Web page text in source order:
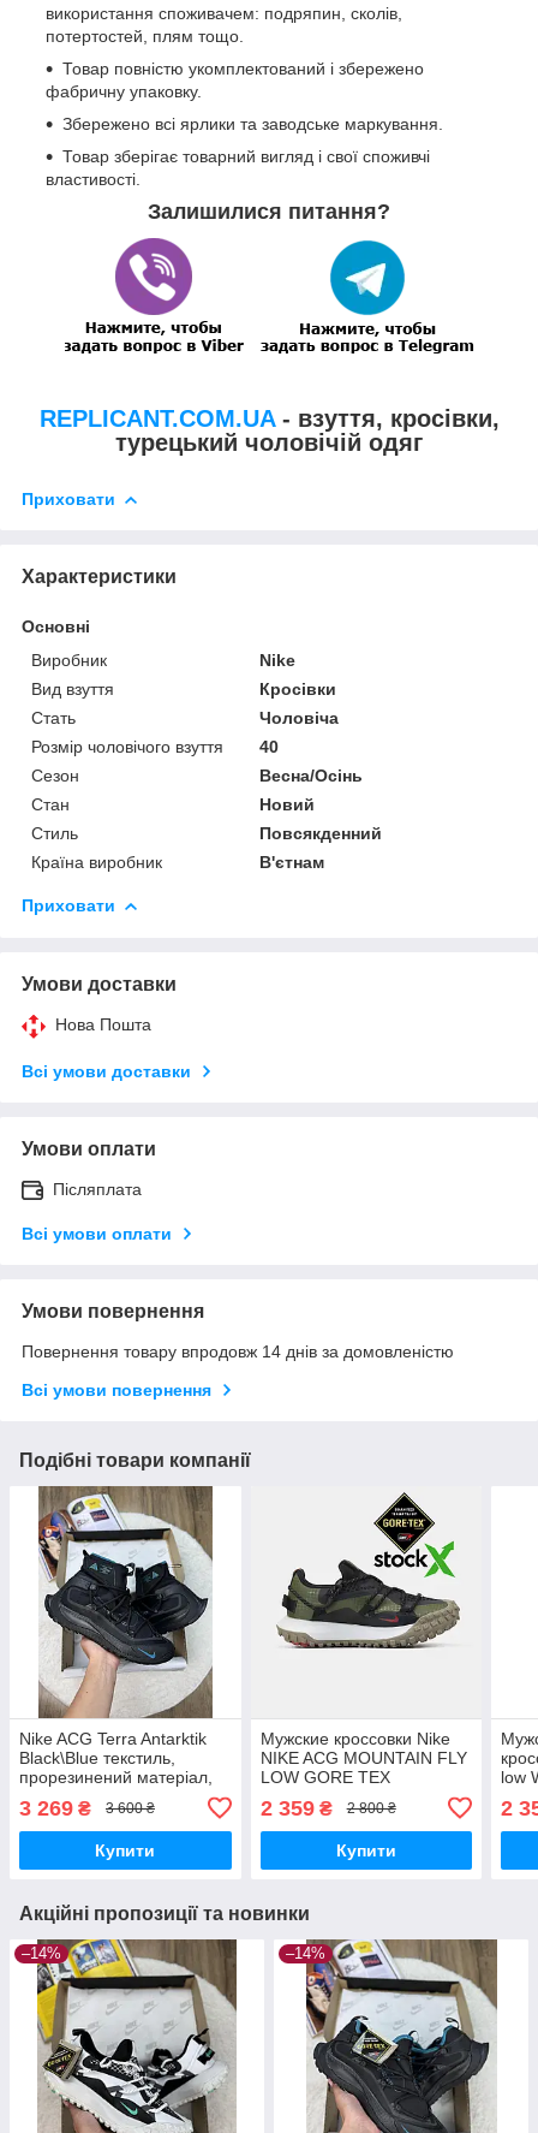
використання споживачем: подряпин, сколів,
потертостей, плям тощо.
Товар повністю укомплектований і збережено
фабричну упаковку.
Збережено всі ярлики та заводське маркування.
Товар зберігає товарний вигляд і свої споживчі
властивості.
Залишилися питання?
REPLICANT.COM.UA - взуття, кросівки,
турецький чоловічій одяг
Приховати
Характеристики
Основні
Виробник
Nike
Вид взуття
Кросівки
Стать
Чоловіча
Розмір чоловічого взуття
40
Сезон
Весна/Осінь
Стан
Новий
Стиль
Повсякденний
Країна виробник
В'єтнам
Приховати
Умови доставки
Нова Пошта
Всі умови доставки
Умови оплати
Післяплата
Всі умови оплати
Умови повернення
Повернення товару впродовж 14 днів за домовленістю
Всі умови повернення
Подібні товари компанії
Nike ACG Terra Antarktik
Black\Blue текстиль,
прорезинений матеріал,
3 269 ₴ 3 600 ₴
Купити
Мужские кроссовки Nike
NIKE ACG MOUNTAIN FLY
LOW GORE TEX
Nike
2 359₴ 2 800 ₴
Купити
low
2
Акційні пропозиції та новинки
–14% –14%